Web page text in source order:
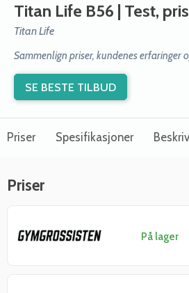
Titan Life B56 | Test,
Titan Life
Sammenlign priser, kundenes erfaringer
SE BESTE TILBUD
Priser Spesifikasjoner
Priser
På lager